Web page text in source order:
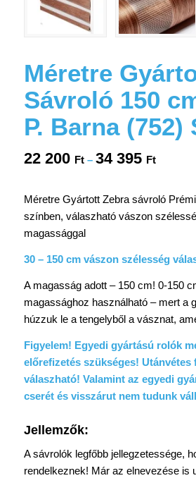
Méretre
Sávroló 150
P. Barna (752)
22 200 Ft – 34 395 Ft
Méretre Gyártott Zebra sávroló
színben, válaszható vászon
magassággal
30 – 150 cm vászon szélesség
A magasság adott – 150 cm! 0-150
magassághoz használható – mert a
húzzuk le a tengelyből a vásznat,
Figyelem! Egyedi gyártású rolók
előrefizetés szükséges! Utánvétes
válaszható! Valamint az egyedi
cserét és visszárut nem tudunk
Jellemzők:
A sávrolók legfőbb jellegzetessége,
rendelkeznek! Már az elnevezése is